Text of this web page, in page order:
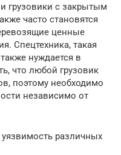
грузовики с закрытым
часто становятся
ценные
Спецтехника, такая
нуждается в
что любой грузовик
поэтому необходимо
независимо от
различных